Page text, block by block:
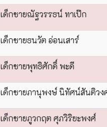
เด็กชายณัฐวรรธน์ ทาเป๊ก
เด็กชายธนวัต อ่อนเสาร์
เด็กชายพุทธิศักดิ์ พะดี
เด็กชายภานุพงษ์ นิทัศน์สันติวง
เด็กชายภูวกฤต ศุภวิริยะพงศ์